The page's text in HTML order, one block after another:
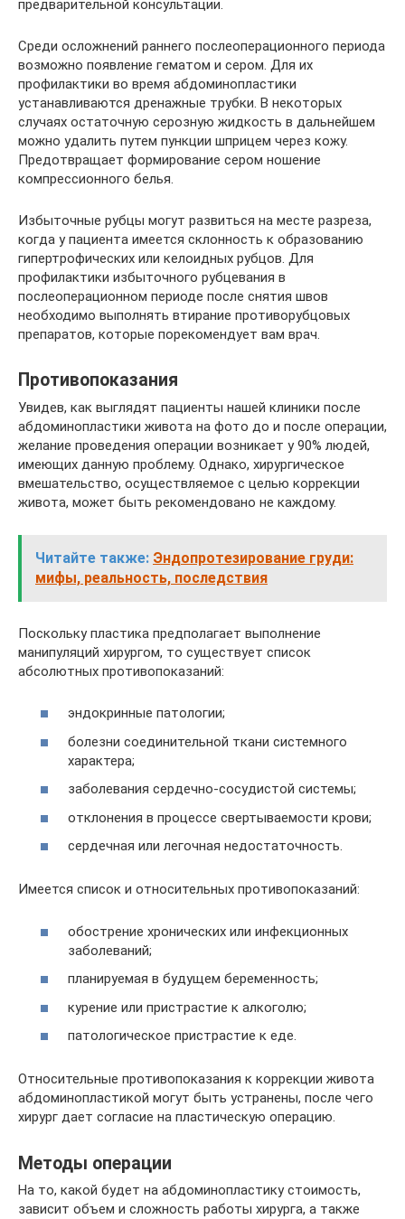
предварительной консультации.
Среди осложнений раннего послеоперационного периода
возможно появление гематом и сером. Для их
профилактики во время абдоминопластики
устанавливаются дренажные трубки. В некоторых
случаях остаточную серозную жидкость в дальнейшем
можно удалить путем пункции шприцем через кожу.
Предотвращает формирование сером ношение
компрессионного белья.
Избыточные рубцы могут развиться на месте разреза,
когда у пациента имеется склонность к образованию
гипертрофических или келоидных рубцов. Для
профилактики избыточного рубцевания в
послеоперационном периоде после снятия швов
необходимо выполнять втирание противорубцовых
препаратов, которые порекомендует вам врач.
Противопоказания
Увидев, как выглядят пациенты нашей клиники после
абдоминопластики живота на фото до и после операции,
желание проведения операции возникает у 90% людей,
имеющих данную проблему. Однако, хирургическое
вмешательство, осуществляемое с целью коррекции
живота, может быть рекомендовано не каждому.
Читайте также: Эндопротезирование груди:
мифы, реальность, последствия
Поскольку пластика предполагает выполнение
манипуляций хирургом, то существует список
абсолютных противопоказаний:
эндокринные патологии;
болезни соединительной ткани системного
характера;
заболевания сердечно-сосудистой системы;
отклонения в процессе свертываемости крови;
сердечная или легочная недостаточность.
Имеется список и относительных противопоказаний:
обострение хронических или инфекционных
заболеваний;
планируемая в будущем беременность;
курение или пристрастие к алкоголю;
патологическое пристрастие к еде.
Относительные противопоказания к коррекции живота
абдоминопластикой могут быть устранены, после чего
хирург дает согласие на пластическую операцию.
Методы операции
На то, какой будет на абдоминопластику стоимость,
зависит объем и сложность работы хирурга, а также